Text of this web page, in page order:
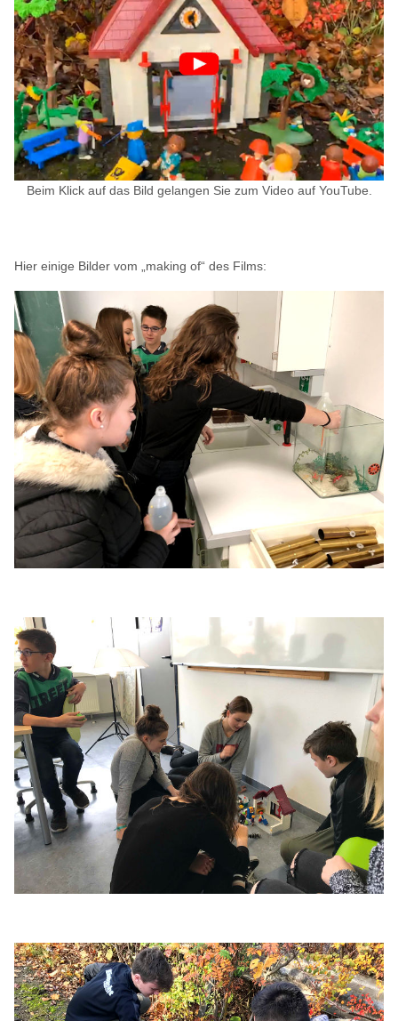
Beim Klick auf das Bild gelangen Sie zum Video auf YouTube.
Hier einige Bilder vom „making of“ des Films: